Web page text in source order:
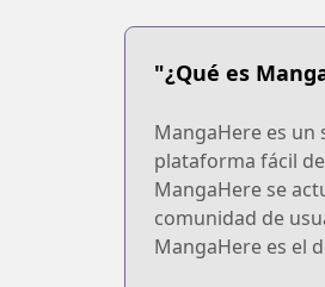
"¿Qué es
MangaHere es
plataforma fácil
MangaHere se
comunidad de
MangaHere es el